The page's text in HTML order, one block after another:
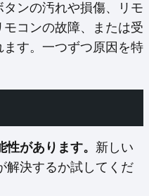
ンの汚れや損傷、リモ
コンの故障、または受
す。一つずつ原因を特
があります。 新しい
解決するか試してくだ